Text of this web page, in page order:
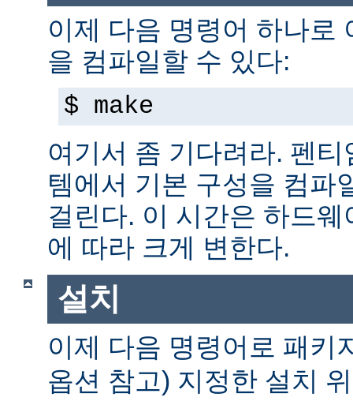
이제 다음 명령어 하나로
을 컴파일할 수 있다:
$ make
여기서 좀 기다려라. 펜
템에서 기본 구성을 컴파
걸린다. 이 시간은 하드
에 따라 크게 변한다.
설치
이제 다음 명령어로 패키
옵션 참고) 지정한 설치